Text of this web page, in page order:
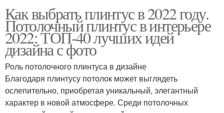
Как выбрать плинтус в 2022 году.
Потолочный плинтус в интерьере
2022: ТОП-40 лучших идей
дизайна с фото
Роль потолочного плинтуса в дизайне
Благодаря плинтусу потолок может выглядеть
ослепительно, приобретая уникальный, элегантный
характер в новой атмосфере. Среди потолочных